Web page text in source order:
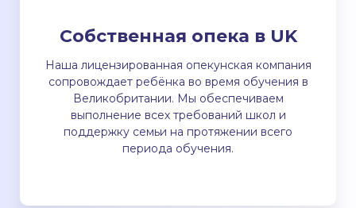
Собственная опека в UK
Наша лицензированная опекунская компания
сопровождает ребёнка во время обучения в
Великобритании. Мы обеспечиваем
выполнение всех требований школ и
поддержку семьи на протяжении всего
периода обучения.